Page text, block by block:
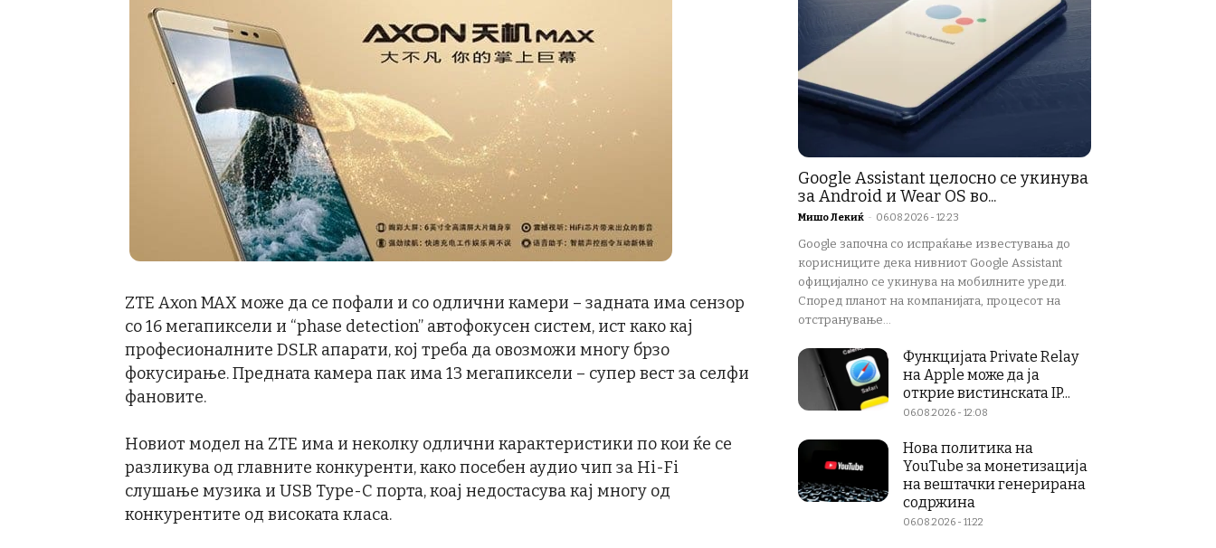
ZTE Axon MAX може да се пофали и со одлични камери – задната има сензор
со 16 мегапиксели и “phase detection” автофокусен систем, ист како кај
професионалните DSLR апарати, кој треба да овозможи многу брзо
фокусирање. Предната камера пак има 13 мегапиксели – супер вест за селфи
фановите.
Новиот модел на ZTE има и неколку одлични карактеристики по кои ќе се
разликува од главните конкуренти, како посебен аудио чип за Hi-Fi
слушање музика и USB Type-C порта, коај недостасува кај многу од
конкурентите од високата класа.
Google Assistant целосно се укинува
за Android и Wear OS во...
Мишо Лекиќ - 06.08.2026 - 12:23
Google започна со испраќање известувања до
корисниците дека нивниот Google Assistant
официјално се укинува на мобилните уреди.
Според планот на компанијата, процесот на
отстранување...
Функцијата Private Relay
на Apple може да ја
открие вистинската IP...
06.08.2026 - 12:08
Нова политика на
YouTube за монетизација
на вештачки генерирана
содржина
06.08.2026 - 11:22